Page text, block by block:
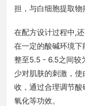
担，与白细胞提取物
在配方设计过程中,
在一定的酸碱环境
整至5.5 - 6.5之间较
少对肌肤的刺激，
收，通过合理调节
氧化等功效。